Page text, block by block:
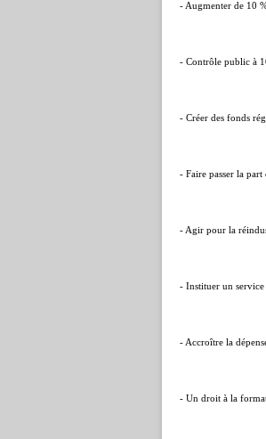
- Augmenter de 10
- Contrôle public à
- Créer des fonds
- Faire passer la
- Agir pour la
- Instituer un
- Accroître la
- Un droit à la